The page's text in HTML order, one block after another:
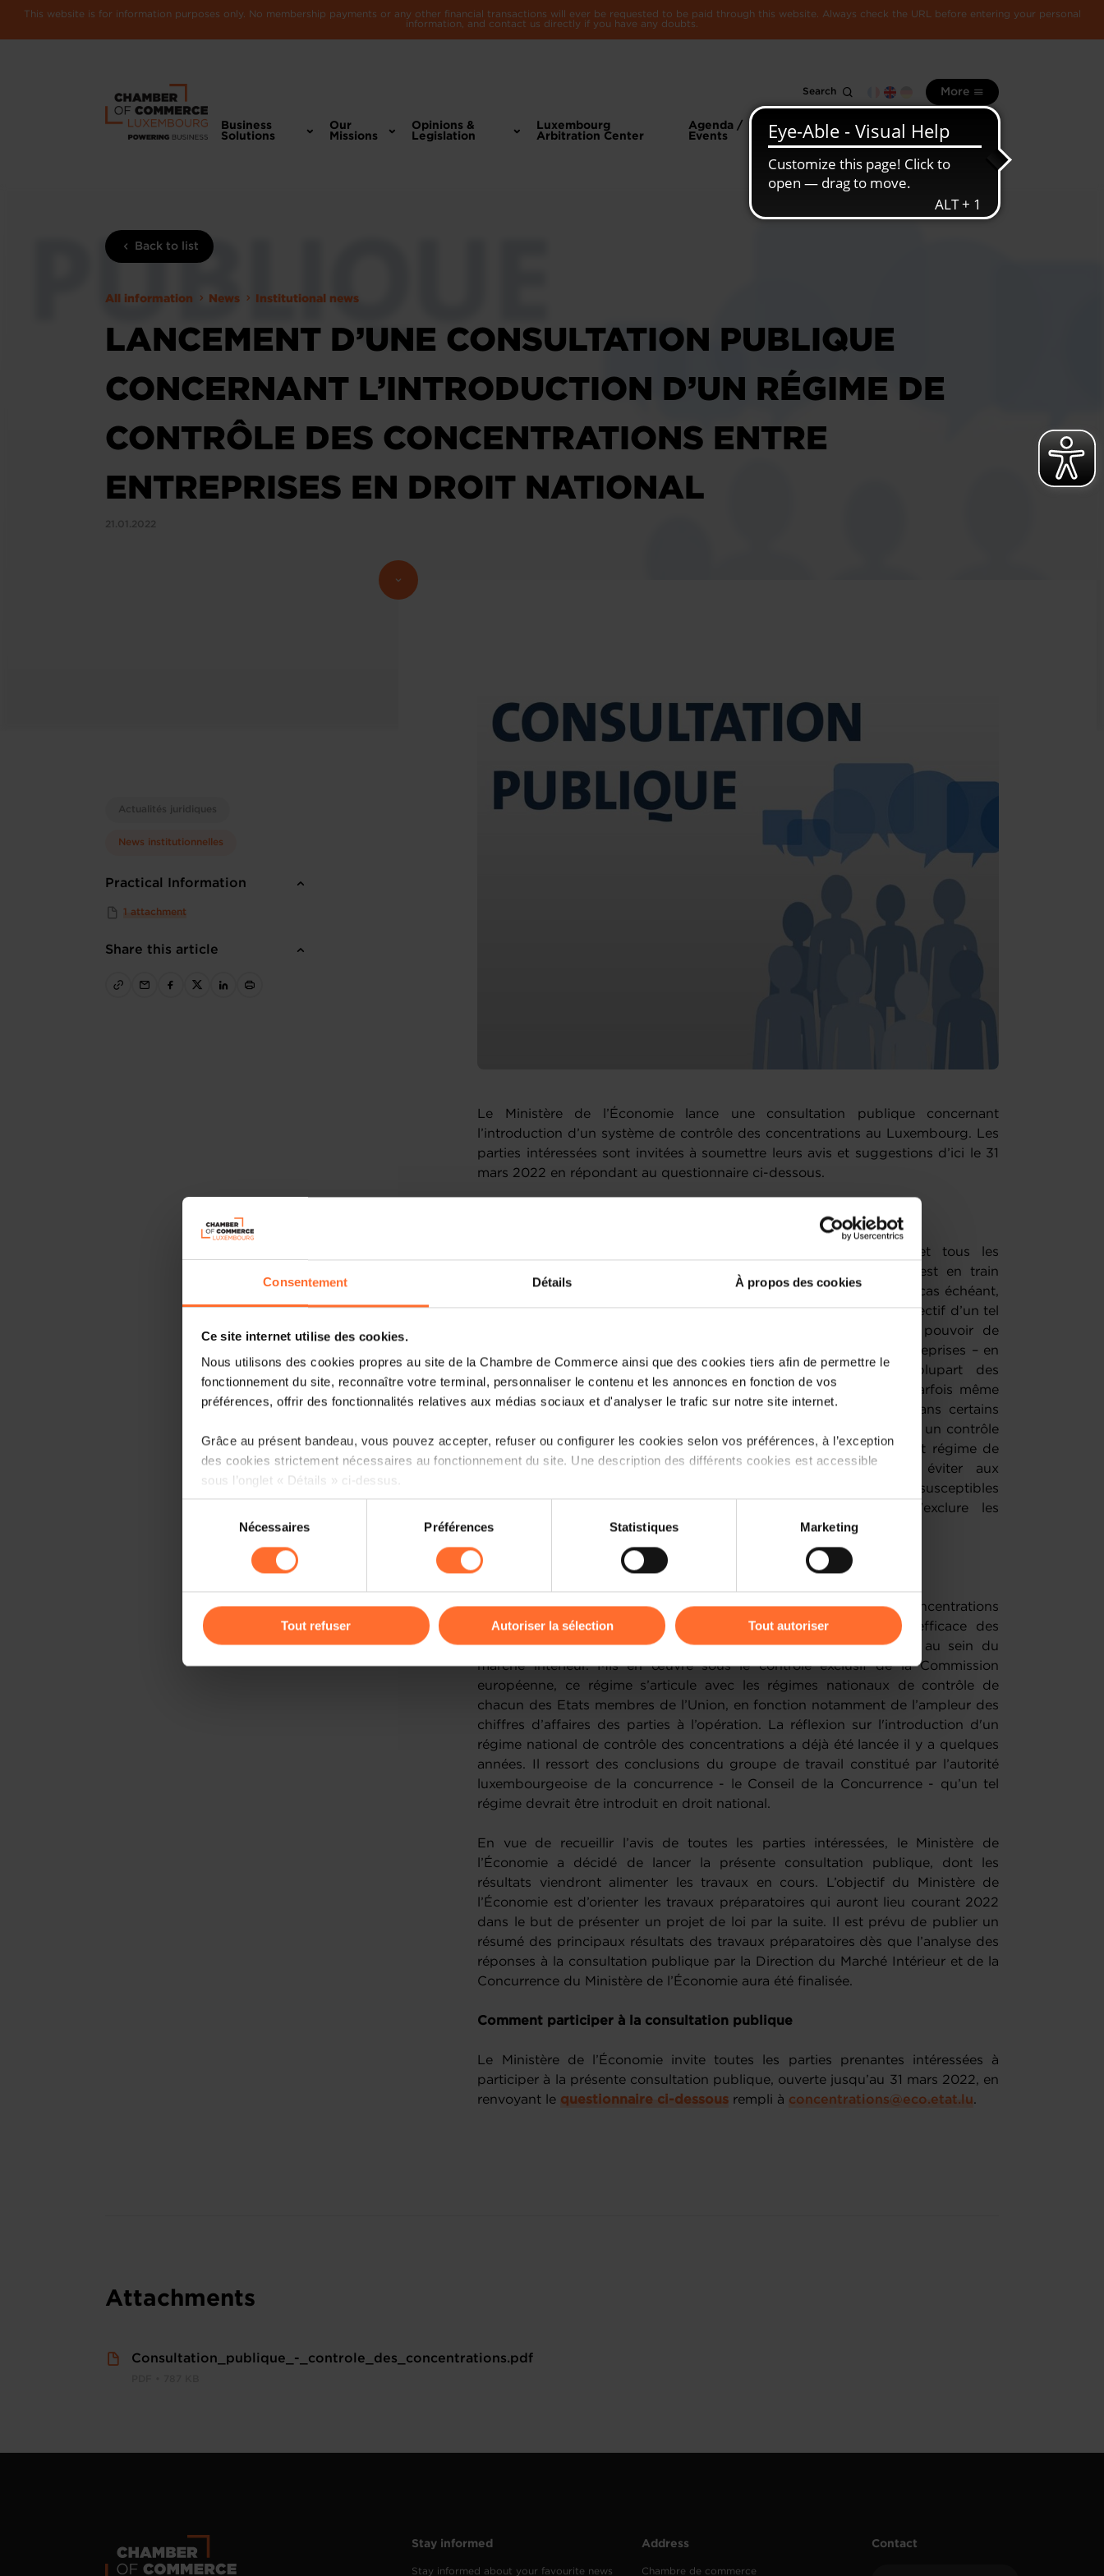
Consentement Détails À propos des cookies
Ce site internet utilise des cookies.
Nous utilisons des cookies propres au site de la Chambre de Commerce ainsi que des cookies tiers afin de permettre le
fonctionnement du site, reconnaître votre terminal, personnaliser le contenu et les annonces en fonction de vos
préférences, offrir des fonctionnalités relatives aux médias sociaux et d'analyser le trafic sur notre site internet.
Grâce au présent bandeau, vous pouvez accepter, refuser ou configurer les cookies selon vos préférences, à l’exception
des cookies strictement nécessaires au fonctionnement du site. Une description des différents cookies est accessible
sous l’onglet « Détails » ci-dessus.
Il est précisé que la navigation sur le site et certaines fonctionnalités (ex : lecture de vidéos, partage sur les réseaux
cas de refus de tous les cookies ou des cookies non nécessaires.
gauche de chaque page.
Charte d’usage des cookies et notrePolitique de protection des données
consentement
Nécessaires Préférences Statistiques Marketing
Tout refuser Autoriser la sélection Tout autoriser
This website is for information purposes only. No membership payments or any other financial transactions will ever be requested to be paid through this website. Always check the URL before entering your personal
information, and contact us directly if you have any doubts.
Search More
Business
Solutions
Our
Missions
Opinions &
Legislation
Luxembourg
Arbitration Center
Agenda /
Events
information
Luxembourg
economy
Back to list
All information News Institutional news
LANCEMENT D’UNE CONSULTATION PUBLIQUE
CONCERNANT L’INTRODUCTION D’UN RÉGIME DE
CONTRÔLE DES CONCENTRATIONS ENTRE
ENTREPRISES EN DROIT NATIONAL
21.01.2022
Actualités juridiques
News institutionnelles
Practical Information
1 attachment
Share this article
Le Ministère de l’Économie lance une consultation publique concernant
l’introduction d’un système de contrôle des concentrations au Luxembourg. Les
parties intéressées sont invitées à soumettre leurs avis et suggestions d’ici le 31
mars 2022 en répondant au questionnaire ci-dessous.
En étroite collaboration avec le Conseil de la Concurrence et tous les
départements ministériels concernés, le Ministère de l’Économie est en train
d'évaluer les différentes options envisageables en vue d'élaborer, le cas échéant,
un instrument de contrôle des concentrations au Luxembourg. L’objectif d’un tel
régime est de doter une autorité nationale de concurrence du pouvoir de
contrôler, avant leur mise en œuvre, certains rapprochements d’entreprises – en
particulier les fusions et les acquisitions. En effet, si la plupart des
concentrations ne portent pas atteinte à la concurrence et sont parfois même
pro-concurrentielles, certaines opérations peuvent en revanche, dans certains
cas, avoir un effet restrictif sur la concurrence. De manière générale, un contrôle
efficace des concentrations constitue un élément important de tout régime de
concurrence dans la mesure où il contribue notamment à éviter aux
consommateurs et/ou clients le préjudice causé par des opérations susceptibles
de réduire la concurrence entre entreprises rivales et/ou d'exclure les
concurrents.
Cadre existant au niveau européen
En droit de l’Union européenne, le règlement sur le contrôle des concentrations
a été initialement introduit en 1990 pour garantir un examen efficace des
opérations de fusions et acquisitions qui affectent les échanges au sein du
marché intérieur. Mis en œuvre sous le contrôle exclusif de la Commission
européenne, ce régime s’articule avec les régimes nationaux de contrôle de
chacun des Etats membres de l’Union, en fonction notamment de l’ampleur des
chiffres d’affaires des parties à l’opération. La réflexion sur l'introduction d'un
régime national de contrôle des concentrations a déjà été lancée il y a quelques
années. Il ressort des conclusions du groupe de travail constitué par l’autorité
luxembourgeoise de la concurrence - le Conseil de la Concurrence - qu’un tel
régime devrait être introduit en droit national.
En vue de recueillir l’avis de toutes les parties intéressées, le Ministère de
l’Économie a décidé de lancer la présente consultation publique, dont les
résultats viendront alimenter les travaux en cours. L’objectif du Ministère de
l’Économie est d’orienter les travaux préparatoires qui auront lieu courant 2022
dans le but de présenter un projet de loi par la suite. Il est prévu de publier un
résumé des principaux résultats des travaux préparatoires dès que l’analyse des
réponses à la consultation publique par la Direction du Marché Intérieur et de la
Concurrence du Ministère de l’Économie aura été finalisée.
Comment participer à la consultation publique
Le Ministère de l’Économie invite toutes les parties prenantes intéressées à
participer à la présente consultation publique, ouverte jusqu’au 31 mars 2022, en
renvoyant le questionnaire ci-dessous rempli à concentrations@eco.etat.lu.
Attachments
Consultation_publique_-_controle_des_concentrations.pdf
Stay informed
Stay informed about your favourite news
Address
Chambre de commerce
Contact